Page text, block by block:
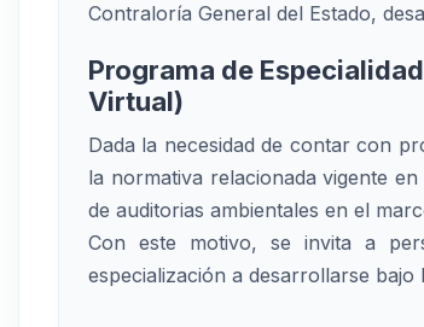
Contraloría General del Estado,
Programa de
Virtual)
Dada la necesidad de contar con
la normativa relacionada vigente
de auditorias ambientales en el
Con este motivo, se invita a
especialización a desarrollarse